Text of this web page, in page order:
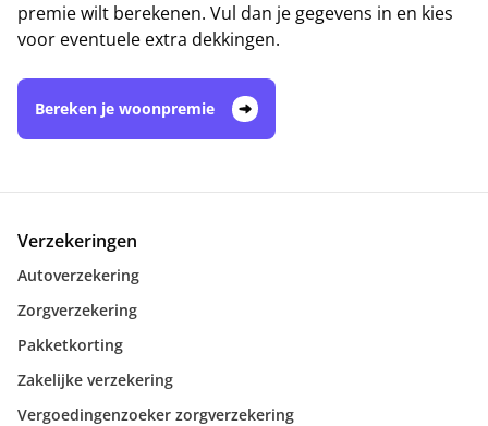
premie wilt berekenen. Vul dan je gegevens in en kies
voor eventuele extra dekkingen.
Bereken je woonpremie
Verzekeringen
Autoverzekering
Zorgverzekering
Pakketkorting
Zakelijke verzekering
Vergoedingenzoeker zorgverzekering